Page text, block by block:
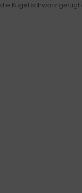
die Kugel schwarz